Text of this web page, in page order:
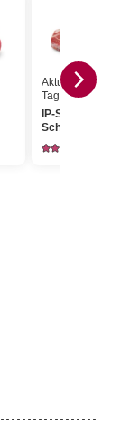
Aktueller
Tagespreis
IP-SUISSE
Schweinshals